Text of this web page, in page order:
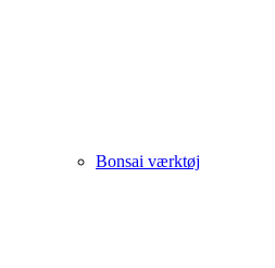
Bonsai værktøj